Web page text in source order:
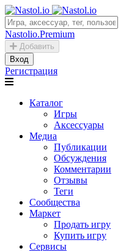
Nastolio.Premium
Добавить
Вход
Регистрация
Каталог
Игры
Аксессуары
Медиа
Публикации
Обсуждения
Комментарии
Отзывы
Теги
Сообщества
Маркет
Продать игру
Купить игру
Сервисы